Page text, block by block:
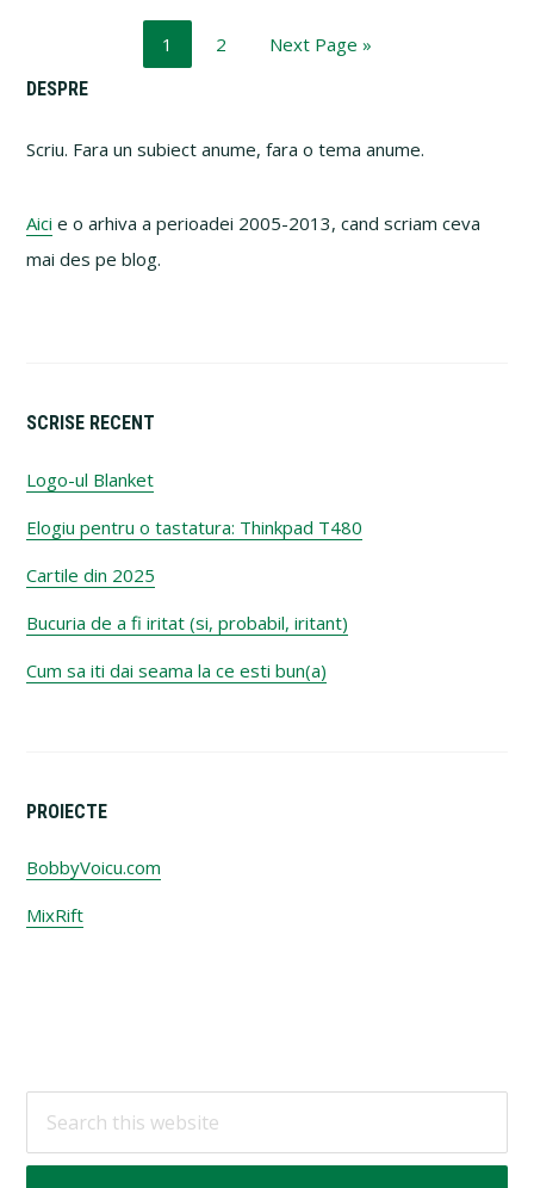
Page
1 Page
2
Go
Next Page »
Primary
Sidebar
DESPRE
Scriu. Fara un subiect anume, fara o tema anume.
Aici e o arhiva a perioadei 2005-2013, cand scriam ceva
mai des pe blog.
SCRISE RECENT
Logo-ul Blanket
Elogiu pentru o tastatura: Thinkpad T480
Cartile din 2025
Bucuria de a fi iritat (si, probabil, iritant)
Cum sa iti dai seama la ce esti bun(a)
PROIECTE
BobbyVoicu.com
MixRift
Footer
this
website